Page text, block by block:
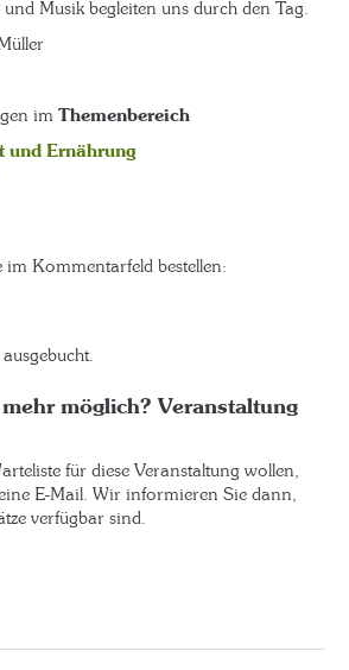
Musik begleiten uns durch den Tag.
im Themenbereich
und Ernährung
im Kommentarfeld bestellen:
möglich? Veranstaltung
für diese Veranstaltung wollen,
E-Mail. Wir informieren Sie dann,
verfügbar sind.